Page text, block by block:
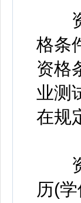
资
格条
资格
业测
在规
资
历(